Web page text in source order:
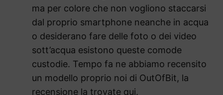
ma per colore che non vogliono staccarsi
dal proprio smartphone neanche in acqua
o desiderano fare delle foto o dei video
sott’acqua esistono queste comode
custodie. Tempo fa ne abbiamo recensito
un modello proprio noi di OutOfBit, la
recensione la trovate qui.